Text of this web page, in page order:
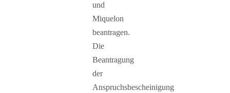
und
Miquelon
beantragen.
Die
Beantragung
der
Anspruchsbescheinigung